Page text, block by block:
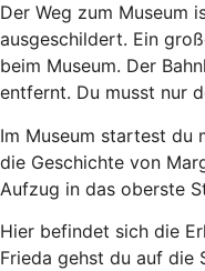
Der Weg zum Museum
ausgeschildert. Ein
beim Museum. Der
entfernt. Du musst nur
Im Museum startest du
die Geschichte von
Aufzug in das oberste
Hier befindet sich die
Frieda gehst du auf die